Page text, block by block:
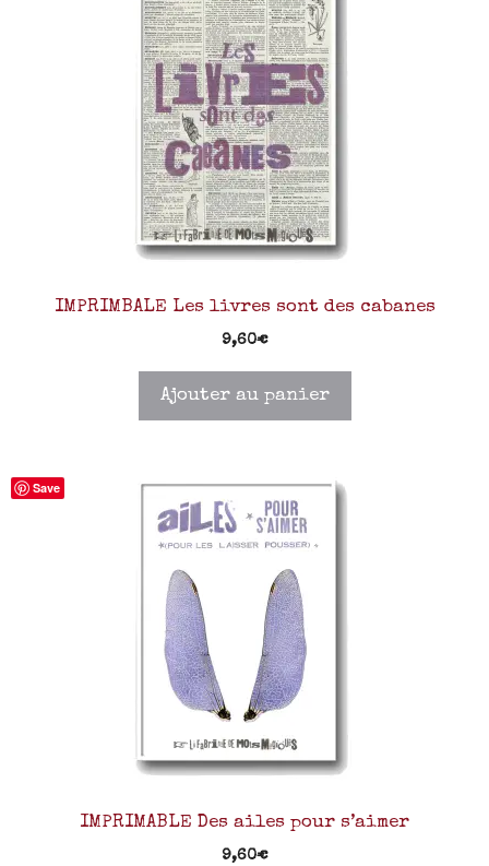
IMPRIMBALE Les livres sont des cabanes
9,60€
Ajouter au panier
Save
IMPRIMABLE Des ailes pour s’aimer
9,60€